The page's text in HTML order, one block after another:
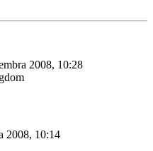
2008, 10:28
2008, 10:14